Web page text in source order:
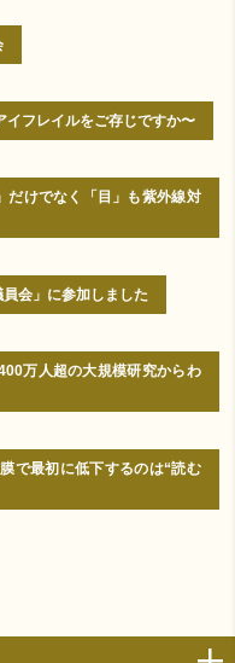
イフレイルをご存じですか〜
けでなく「目」も紫外線対
会」に参加しました
万人超の大規模研究からわ
で最初に低下するのは“読む